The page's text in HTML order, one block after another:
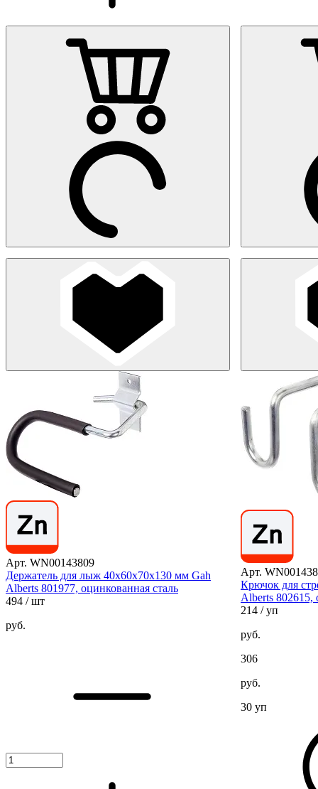
Арт. WN00143809
Держатель для лыж 40х60х70х130 мм Gah
Alberts 801977, оцинкованная сталь
494 / шт
руб.
Арт.
Крючок для
Alberts 802615,
214 / уп
руб.
306
руб.
30 уп